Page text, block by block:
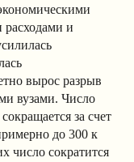
и
вырос разрыв
вузами. Число
за счет
до 300 к
число сократится